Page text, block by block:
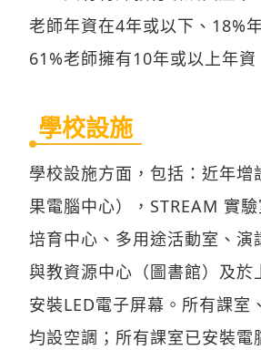
老師年資在4年或以下、18%
61%老師擁有10年或以上年資
學校設施
學校設施方面，包括：近年
果電腦中心），STREAM 實
培育中心、多用途活動室、演
與教資源中心（圖書館）及於
安裝LED電子屏幕。所有課室
均設空調；所有課室已安裝電